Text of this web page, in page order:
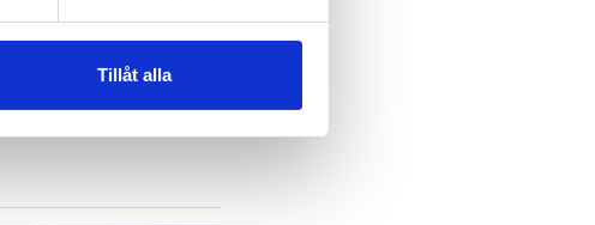
annan information från din enhet
i sin tur kombinera informationen
Tillåt alla